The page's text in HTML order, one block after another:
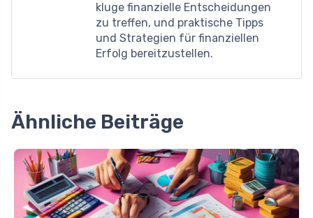
kluge finanzielle Entscheidungen
zu treffen, und praktische Tipps
und Strategien für finanziellen
Erfolg bereitzustellen.
Ähnliche Beiträge